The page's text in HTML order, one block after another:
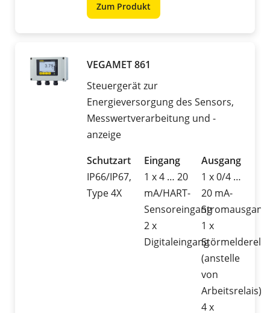
Zum Produkt
VEGAMET 861
Steuergerät zur
Energieversorgung des Sensors,
Messwertverarbeitung und -
anzeige
Schutzart
IP66/IP67,
Type 4X
Eingang
1 x 4 … 20
mA/HART-
Sensoreingang
2 x
Digitaleingang
Ausgang
1 x 0/4 …
20 mA-
Stromausgang
1 x
(anstelle
von
Arbeitsrelais)
4 x